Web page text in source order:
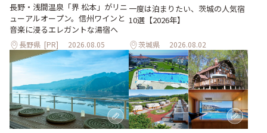
長野・浅間温泉「界 松本」がリニ
ューアルオープン。信州ワインと
音楽に浸るエレガントな湯宿へ
長野県 [PR] 2026.08.05
一度は泊まりたい、茨城の人気宿
10選【2026年】
茨城県 2026.08.02